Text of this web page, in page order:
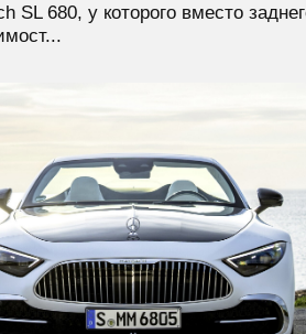
680, у которого вместо